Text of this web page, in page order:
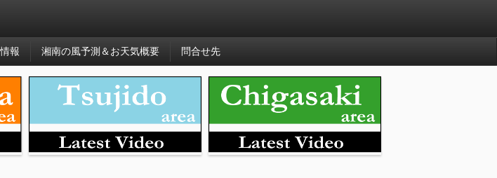
報 湘南の風予測＆お天気概要 問合せ先